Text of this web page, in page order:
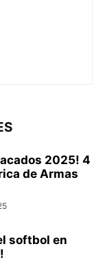
2025! 4
de Armas
softbol en